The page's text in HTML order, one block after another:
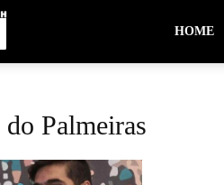
HOME
Palmeiras